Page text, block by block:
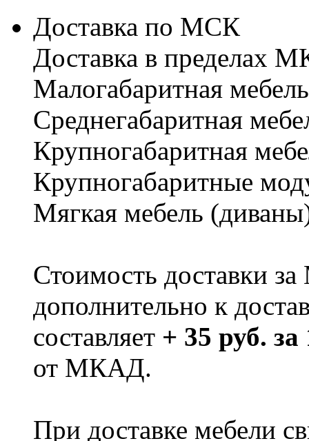
Доставка по МСК
Доставка в пределах
Малогабаритная
Cреднегабаритная
Крупногабаритная
Крупногабаритные
Мягкая мебель
Стоимость доставки
дополнительно к
составляет + 35 руб.
от МКАД.
При доставке мебели